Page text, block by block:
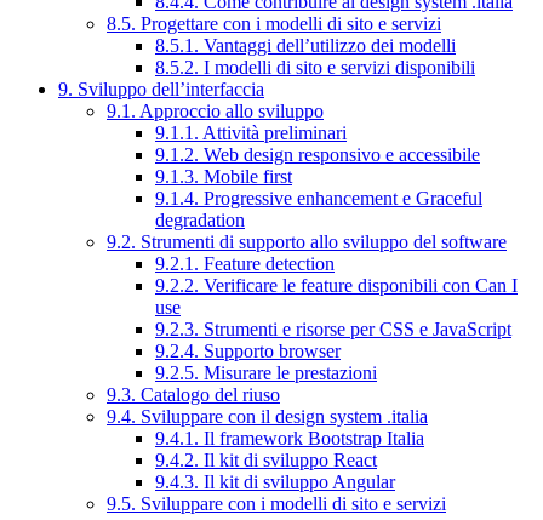
8.5. Progettare con i modelli di sito e servizi
8.5.1. Vantaggi dell’utilizzo dei modelli
8.5.2. I modelli di sito e servizi disponibili
9. Sviluppo dell’interfaccia
9.1. Approccio allo sviluppo
9.1.1. Attività preliminari
9.1.2. Web design responsivo e accessibile
9.1.3. Mobile first
9.1.4. Progressive enhancement e Graceful
degradation
9.2. Strumenti di supporto allo sviluppo del software
9.2.1. Feature detection
9.2.2. Verificare le feature disponibili con Can I
use
9.2.3. Strumenti e risorse per CSS e JavaScript
9.2.4. Supporto browser
9.2.5. Misurare le prestazioni
9.3. Catalogo del riuso
9.4. Sviluppare con il design system .italia
9.4.1. Il framework Bootstrap Italia
9.4.2. Il kit di sviluppo React
9.4.3. Il kit di sviluppo Angular
9.5. Sviluppare con i modelli di sito e servizi